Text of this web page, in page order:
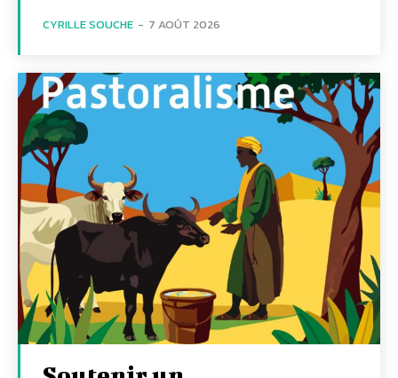
CYRILLE SOUCHE - 7 AOÛT 2026